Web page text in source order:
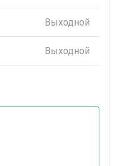
Выходной
Выходной